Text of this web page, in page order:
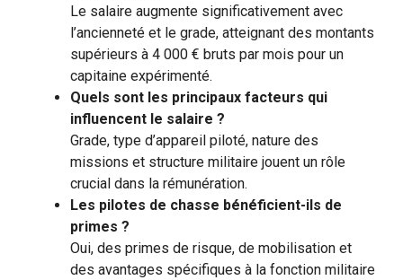
Le salaire augmente significativement avec
l’ancienneté et le grade, atteignant des montants
supérieurs à 4 000 € bruts par mois pour un
capitaine expérimenté.
Quels sont les principaux facteurs qui
influencent le salaire ?
Grade, type d’appareil piloté, nature des
missions et structure militaire jouent un rôle
crucial dans la rémunération.
Les pilotes de chasse bénéficient-ils de
primes ?
Oui, des primes de risque, de mobilisation et
des avantages spécifiques à la fonction militaire